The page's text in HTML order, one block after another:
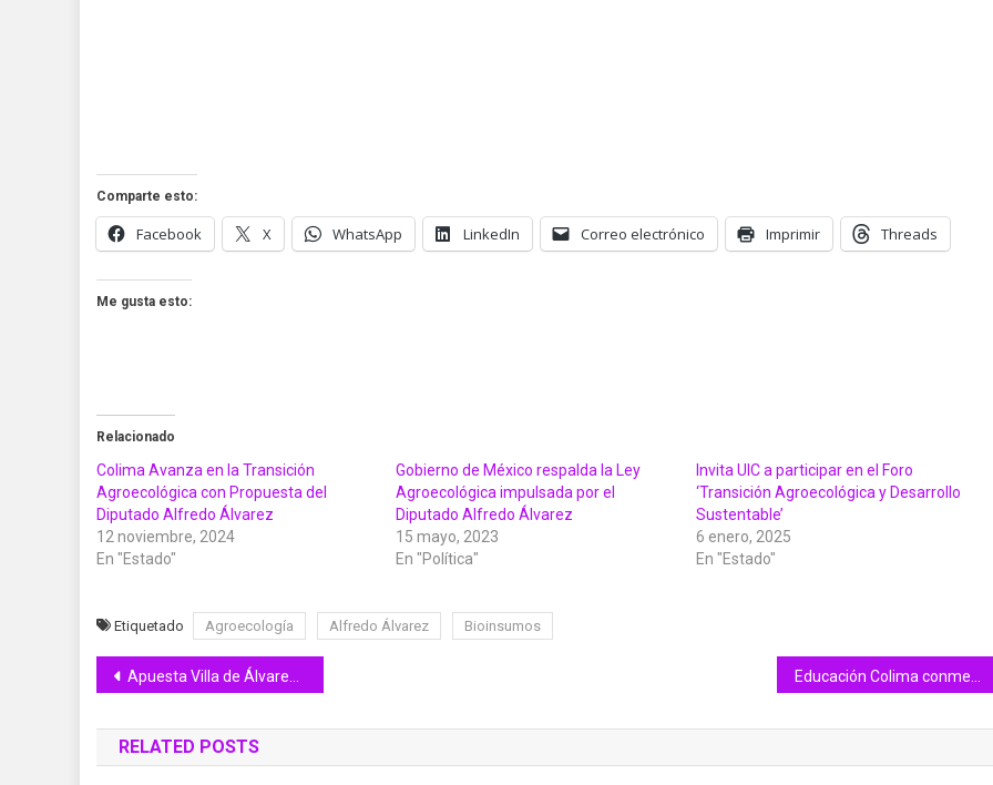
Comparte esto:
Facebook X WhatsApp LinkedIn Correo electrónico Imprimir Threads
Me gusta esto:
Relacionado
Colima Avanza en la Transición
Agroecológica con Propuesta del
Diputado Alfredo Álvarez
12 noviembre, 2024
En "Estado"
Gobierno de México respalda la Ley
Agroecológica impulsada por el
Diputado Alfredo Álvarez
15 mayo, 2023
En "Política"
Invita UIC a participar en el Foro
‘Transición Agroecológica y Desarrollo
Sustentable’
6 enero, 2025
En "Estado"
Etiquetado Agroecología Alfredo Álvarez Bioinsumos
Navegación
de
entradas
Apuesta Villa de Álvarez por solucionar inundaciones Educación Colima conmemora 151 aniversario luctuoso de don Benito Juárez
RELATED POSTS